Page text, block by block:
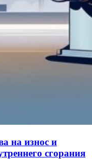
на износ и
сгорания